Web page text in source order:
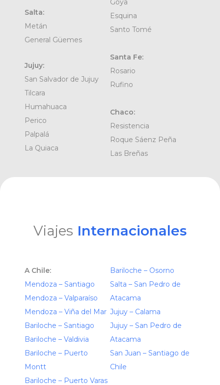
Salta:
Metán
General Güemes
Jujuy:
San Salvador de Jujuy
Tilcara
Humahuaca
Perico
Palpalá
La Quiaca
Esquina
Santo Tomé
Santa Fe:
Rosario
Rufino
Chaco:
Resistencia
Roque Sáenz Peña
Las Breñas
Viajes Internacionales
A Chile:
Mendoza – Santiago
Mendoza – Valparaíso
Mendoza – Viña del Mar
Bariloche – Santiago
Bariloche – Valdivia
Bariloche – Puerto
Montt
Bariloche – Puerto Varas
Bariloche – Osorno
Salta – San Pedro de
Atacama
Jujuy – Calama
Jujuy – San Pedro de
Atacama
San Juan – Santiago de
Chile